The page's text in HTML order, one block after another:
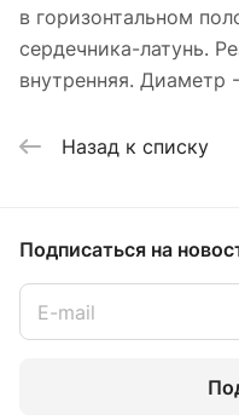
в горизонтальном
сердечника-латунь.
внутренняя. Диаметр
Назад к списку
Подписаться на